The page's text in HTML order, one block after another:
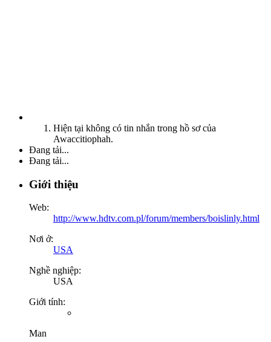
Hiện tại không có tin nhắn trong hồ sơ của
Awaccitiophah.
Đang tải...
Đang tải...
Giới thiệu
Web:
http://www.hdtv.com.pl/forum/members/boislinly.html
Nơi ở:
USA
Nghề nghiệp:
USA
Giới tính:
Man